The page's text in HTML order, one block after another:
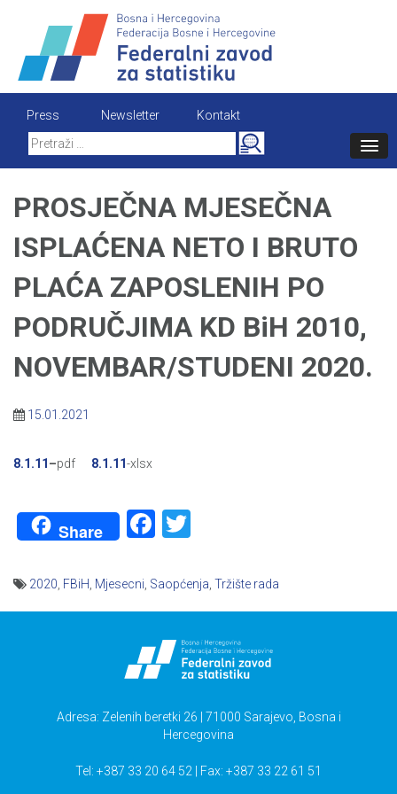
content
Press Newsletter
Kontakt
Search
for:
PROSJEČNA MJESEČNA
ISPLAĆENA NETO I BRUTO
PLAĆA ZAPOSLENIH PO
PODRUČJIMA KD BiH 2010,
NOVEMBAR/STUDENI 2020.
15.01.2021
8.1.11–pdf 8.1.11-xlsx
Share Facebook
2020 FBiH Mjesecni Saopćenja Tržište rada
Adresa: Zelenih beretki 26 | 71000 Sarajevo, Bosna i
Hercegovina
Tel: +387 33 20 64 52 | Fax: +387 33 22 61 51